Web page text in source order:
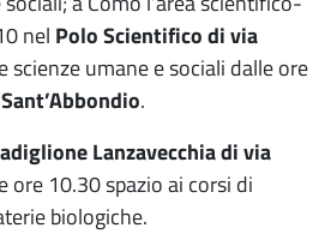
nel Polo Scientifico di via
scienze umane e sociali dalle ore
.
Lanzavecchia di via
ore 10.30 spazio ai corsi di
biologiche.